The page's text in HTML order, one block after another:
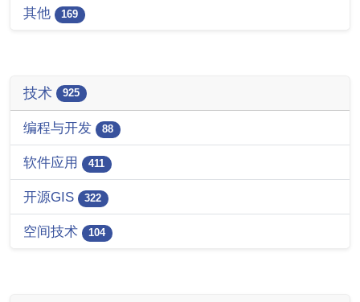
其他 169
技术 925
编程与开发 88
软件应用 411
开源GIS 322
空间技术 104